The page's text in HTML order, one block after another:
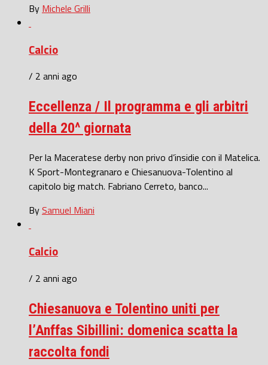
By Michele Grilli
Calcio
/ 2 anni ago
Eccellenza / Il programma e gli arbitri
della 20^ giornata
Per la Maceratese derby non privo d’insidie con il Matelica.
K Sport-Montegranaro e Chiesanuova-Tolentino al
capitolo big match. Fabriano Cerreto, banco...
BySamuel Miani
Calcio
/ 2 anni ago
Chiesanuova e Tolentino uniti per
l’Anffas Sibillini: domenica scatta la
raccolta fondi